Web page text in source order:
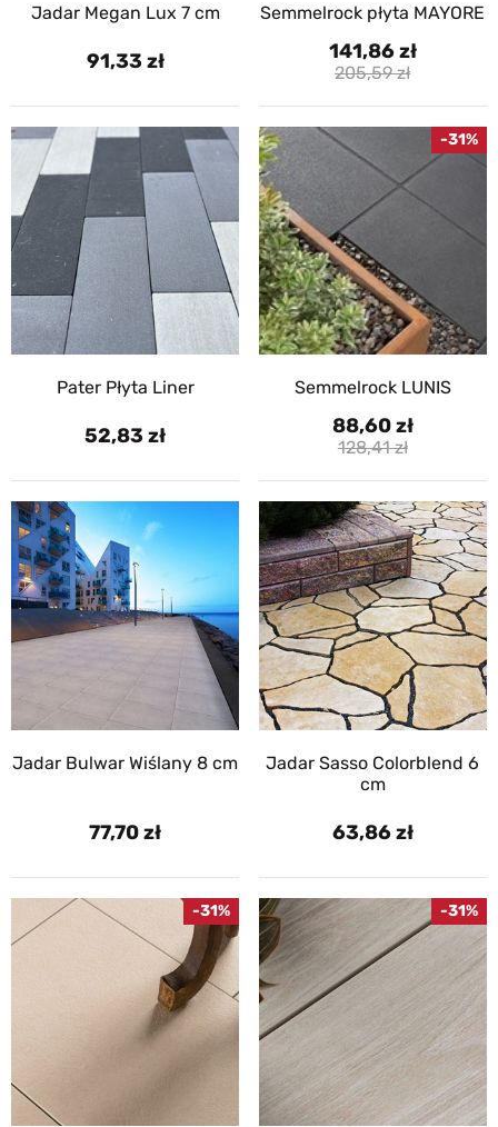
Jadar Megan Lux 7 cm
91,33
Semmelrock płyta MAYORE
141,86
205,59
Pater Płyta Liner
52,83
Semmelrock LUNIS
88,60
128,41
-31%
Jadar Bulwar Wiślany 8 cm
77,70
Jadar Sasso Colorblend 6
cm
63,86
-31% -31%